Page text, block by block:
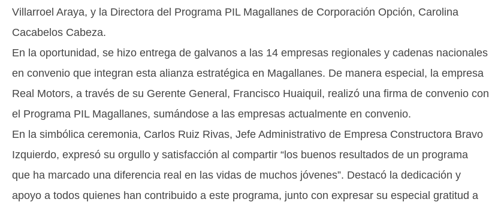
Villarroel Araya, y la Directora del Programa PIL Magallanes de Corporación Opción, Carolina
Cacabelos Cabeza.
En la oportunidad, se hizo entrega de galvanos a las 14 empresas regionales y cadenas nacionales
en convenio que integran esta alianza estratégica en Magallanes. De manera especial, la empresa
Real Motors, a través de su Gerente General, Francisco Huaiquil, realizó una firma de convenio con
el Programa PIL Magallanes, sumándose a las empresas actualmente en convenio.
En la simbólica ceremonia, Carlos Ruiz Rivas, Jefe Administrativo de Empresa Constructora Bravo
Izquierdo, expresó su orgullo y satisfacción al compartir “los buenos resultados de un programa
que ha marcado una diferencia real en las vidas de muchos jóvenes”. Destacó la dedicación y
apoyo a todos quienes han contribuido a este programa, junto con expresar su especial gratitud a